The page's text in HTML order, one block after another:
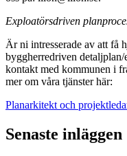
Exploatörsdriven
Är ni intresserade av att få
byggherredriven
kontakt med kommunen i
mer om våra tjänster här:
Planarkitekt och
Senaste inläggen